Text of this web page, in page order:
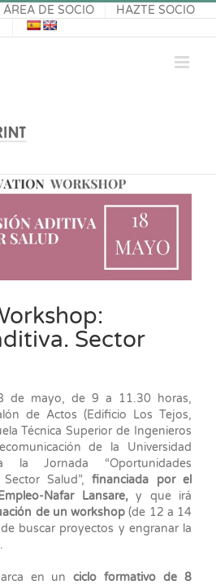
ÁREA DE SOCIO HAZTE SOCIO
Sector
de mayo, de 9 a 11.30 horas,
de Actos (Edificio Los Tejos,
Técnica Superior de Ingenieros
de la Universidad
la Jornada “Oportunidades
Salud”,financiada por el
Nafar Lansare,y que irá
de un workshop (de 12 a 14
buscar proyectos y engranar la
en unciclo formativo de 8